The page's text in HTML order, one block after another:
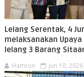
Lelang Serentak, 4
melaksanakan
lelang 3 Barang
Hamron Jun 10, 2026